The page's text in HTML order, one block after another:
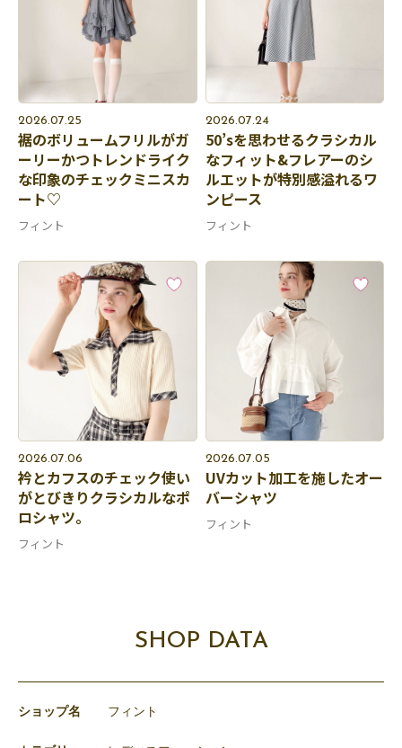
2026.07.25
裾のボリュームフリルがガ
ーリーかつトレンドライク
な印象のチェックミニスカ
ート♡
フィント
2026.07.24
50’sを思わせるクラシカル
なフィット&フレアーのシ
ルエットが特別感溢れるワ
ンピース
フィント
2026.07.06
衿とカフスのチェック使い
がとびきりクラシカルなポ
ロシャツ。
フィント
2026.07.05
UVカット加工を施したオー
バーシャツ
フィント
SHOP DATA
ショップ名 フィント